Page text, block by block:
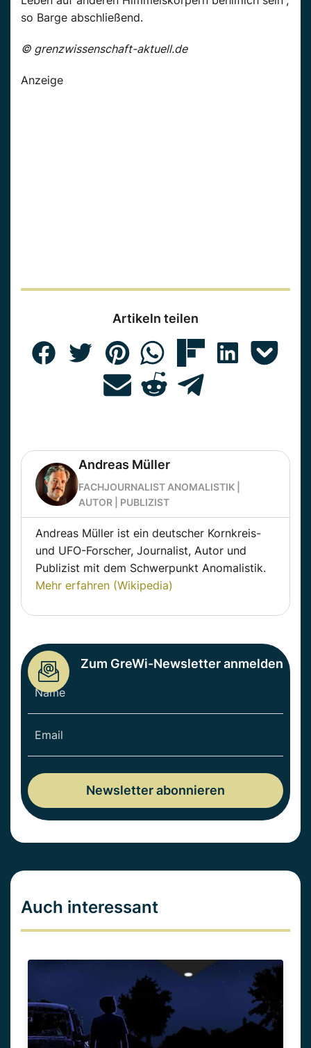
so Barge abschließend.
© grenzwissenschaft-aktuell.de
Anzeige
Artikeln teilen
Andreas Müller
FACHJOURNALIST ANOMALISTIK |
AUTOR | PUBLIZIST
Andreas Müller ist ein deutscher Kornkreis-
und UFO-Forscher, Journalist, Autor und
Publizist mit dem Schwerpunkt Anomalistik.
Mehr erfahren (Wikipedia)
Zum GreWi-Newsletter anmelden
Auch interessant